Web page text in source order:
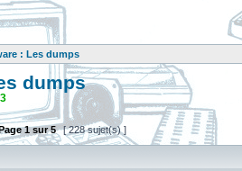
: Les dumps
dumps
1sur5 [ 228 sujet(s) ]